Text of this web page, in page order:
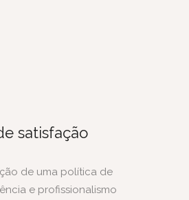
satisfação
de uma política de
e profissionalismo